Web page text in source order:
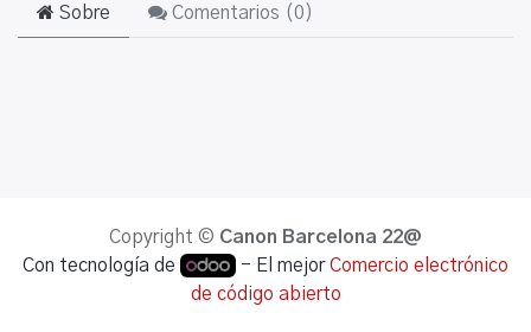
Sobre Comentarios (0)
Copyright © Canon Barcelona 22@
Con tecnología de
- El mejorComercio electrónico
de código abierto